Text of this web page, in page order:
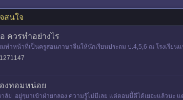
สนใจ
ควรทำอย่างไร
ทำหน้าที่เป็นครูสอนภาษาจีนให้นักเรียนประถม ป.4,5,6 ณ โรงเรี
งทอมหน่อย
ลัย อยู่ๆมาเข้าฝ่ายกลอง ความรู้ไม่มีเลย แต่ตอนนี้ตีได้เยอะแล้วน